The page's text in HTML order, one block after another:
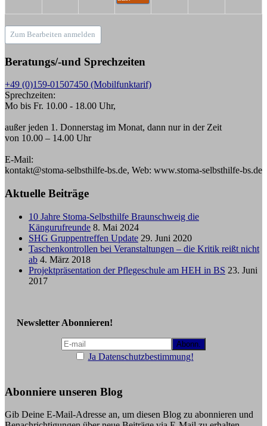
Zum Bearbeiten anmelden
Beratungs/-und Sprechzeiten
+49 (0)159-01507450 (Mobilfunktarif)
Sprechzeiten:
Mo bis Fr. 10.00 - 18.00 Uhr,
außer jeden 1. Donnerstag im Monat, dann nur in der Zeit
von 10.00 – 14.00 Uhr
E-Mail:
kontakt@stoma-selbsthilfe-bs.de, Web: www.stoma-selbsthilfe-bs.de
Aktuelle Beiträge
10 Jahre Stoma-Selbsthilfe Braunschweig die
Kängurufreunde 8. Mai 2024
SHG Gruppentreffen Update 29. Juni 2020
Taschenkontrollen bei Veranstaltungen – die Kritik reißt nicht
ab 4. März 2018
Projektpräsentation der Pflegeschule am HEH in BS 23. Juni
2017
Newsletter Abonnieren!
Ja Datenschutzbestimmung!
Abonniere unseren Blog
Gib Deine E-Mail-Adresse an, um diesen Blog zu abonnieren und